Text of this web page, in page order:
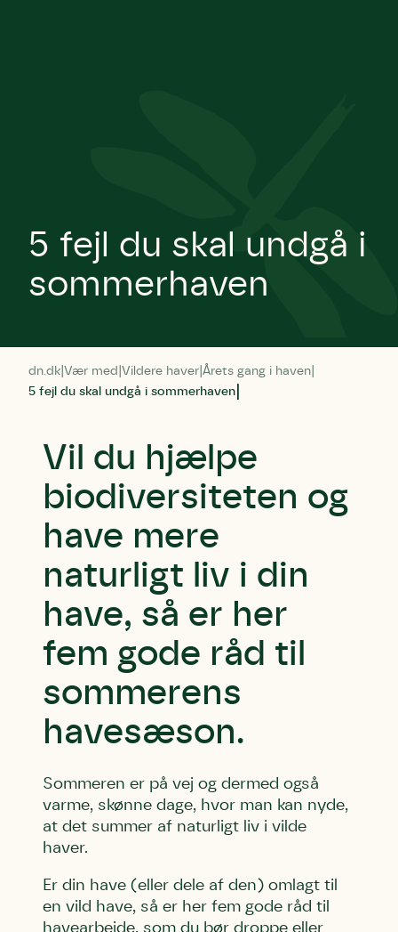
5 fejl du skal undgå i
sommerhaven
dn.dk Vær med Vildere haver Årets gang i haven
5 fejl du skal undgå i sommerhaven
Vil du hjælpe
biodiversiteten og
have mere
naturligt liv i din
have, så er her
fem gode råd til
sommerens
havesæson.
Sommeren er på vej og dermed også
varme, skønne dage, hvor man kan nyde,
at det summer af naturligt liv i vilde
haver.
Er din have (eller dele af den) omlagt til
en vild have, så er her fem gode råd til
havearbejde, som du bør droppe eller